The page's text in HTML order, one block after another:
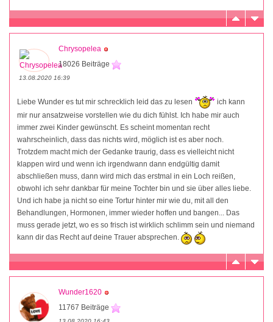
Chrysopelea
18026 Beiträge
13.08.2020 16:39
Liebe Wunder es tut mir schrecklich leid das zu lesen
ich kann
mir nur ansatzweise vorstellen wie du dich fühlst. Ich habe mir auch
immer zwei Kinder gewünscht. Es scheint momentan recht
wahrscheinlich, dass das nichts wird, möglich ist es aber noch.
Trotzdem macht mich der Gedanke traurig, dass es vielleicht nicht
klappen wird und wenn ich irgendwann dann endgültig damit
abschließen muss, dann wird mich das erstmal in ein Loch reißen,
obwohl ich sehr dankbar für meine Tochter bin und sie über alles liebe.
Und ich habe ja nicht so eine Tortur hinter mir wie du, mit all den
Behandlungen, Hormonen, immer wieder hoffen und bangen... Das
muss gerade jetzt, wo es so frisch ist wirklich schlimm sein und niemand
kann dir das Recht auf deine Trauer absprechen.
Wunder1620
11767 Beiträge